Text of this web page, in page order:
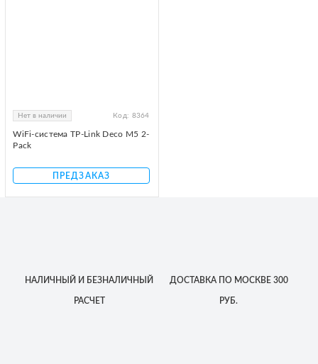
Нет в наличии Код: 8364
WiFi-система TP-Link Deco M5 2-
Pack
ПРЕДЗАКАЗ
НАЛИЧНЫЙ И БЕЗНАЛИЧНЫЙ
РАСЧЕТ
ДОСТАВКАПО МОСКВЕ 300
РУБ.